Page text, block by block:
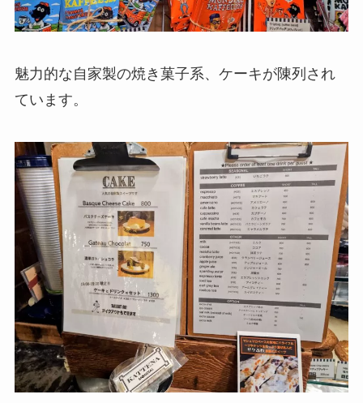
魅力的な自家製の焼き菓子系、ケーキが陳列され
ています。